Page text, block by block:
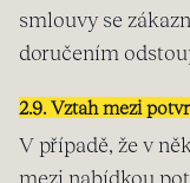
smlouvy se
doručením
2.9. Vztah mezi
V případě, že v
mezi nabídkou